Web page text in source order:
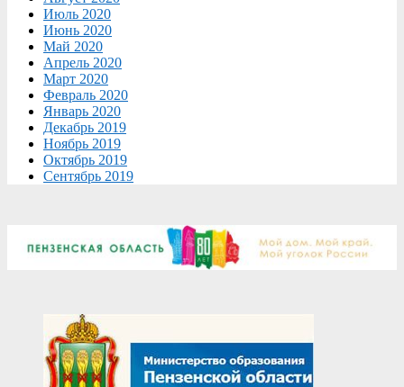
Июль 2020
Июнь 2020
Май 2020
Апрель 2020
Март 2020
Февраль 2020
Январь 2020
Декабрь 2019
Ноябрь 2019
Октябрь 2019
Сентябрь 2019